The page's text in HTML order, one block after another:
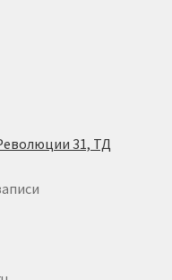
31, ТД